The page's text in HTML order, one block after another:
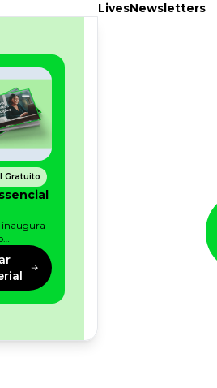
Gratuito
inaugura
na
de riscos:
dos
e
as
LivesNewsletters